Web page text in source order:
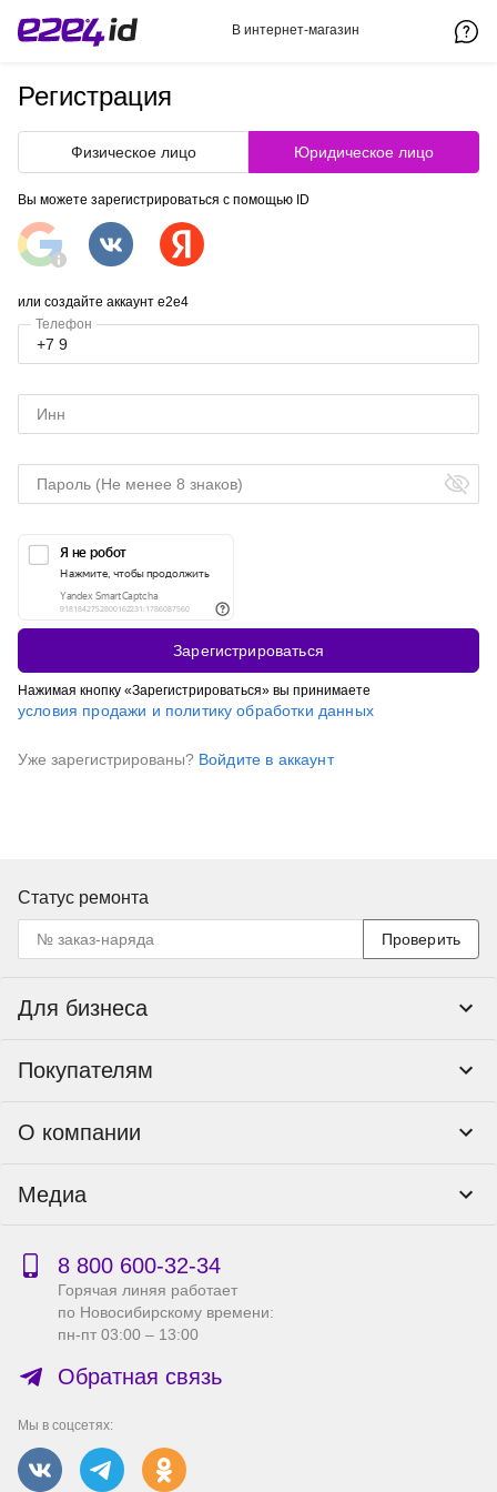
В интернет-магазин
Регистрация
Физическое лицо Юридическое лицо
Вы можете зарегистрироваться с помощью ID
или создайте аккаунт e2e4
Телефон
Зарегистрироваться
Нажимая кнопку «Зарегистрироваться» вы принимаете
условия продажи и политику обработки данных
Уже зарегистрированы? Войдите в аккаунт
Статус ремонта
Проверить
Для бизнеса
Тендеры и гос закупки
Покупателям
Пункты выдачи
Доставка
Гарантия и возврат
Бонусная программа
Сервисный центр
Справка по работе с e2e4 ID
О компании
Реквизиты
Публичная оферта
Правила продажи на сайте
Производители
Вакансии
Медиа
Новости
Акции
8 800 600‑32‑34
Горячая линяя работает
по Новосибирскому времени:
пн-пт 03:00 – 13:00
Обратная связь
Мы в соцсетях: